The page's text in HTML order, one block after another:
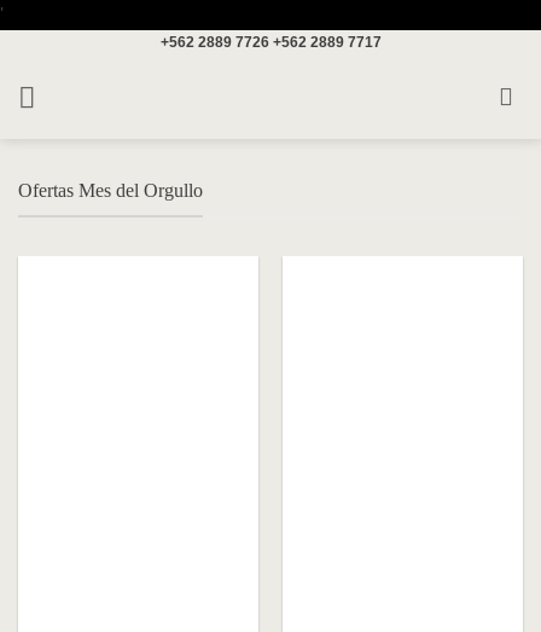
'
+562 2889 7726 +562 2889 7717
Ofertas Mes del Orgullo